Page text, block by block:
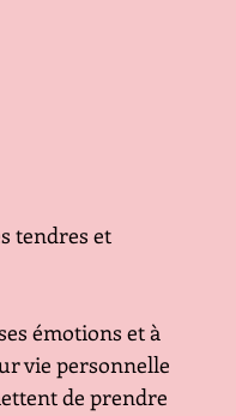
tendres et
émotions et à
vie personnelle
de prendre